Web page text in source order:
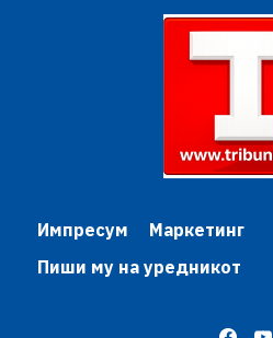
Импресум
Маркетинг
Пиши му на уредникот